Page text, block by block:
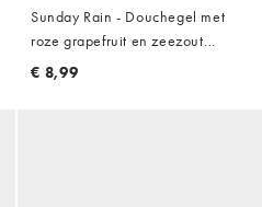
Sunday Rain - Douchegel met
roze grapefruit en zeezout
520ml
€ 8,99